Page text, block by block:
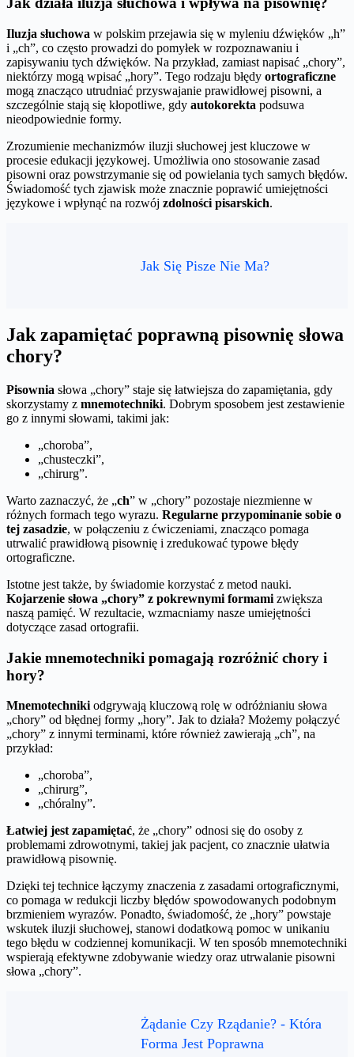
Iluzja słuchowa w polskim przejawia się w myleniu dźwięków „h”
i „ch”, co często prowadzi do pomyłek w rozpoznawaniu i
zapisywaniu tych dźwięków. Na przykład, zamiast napisać „chory”,
niektórzy mogą wpisać „hory”. Tego rodzaju błędy ortograficzne
mogą znacząco utrudniać przyswajanie prawidłowej pisowni, a
szczególnie stają się kłopotliwe, gdy autokorekta podsuwa
nieodpowiednie formy.
Zrozumienie mechanizmów iluzji słuchowej jest kluczowe w
procesie edukacji językowej. Umożliwia ono stosowanie zasad
pisowni oraz powstrzymanie się od powielania tych samych błędów.
Świadomość tych zjawisk może znacznie poprawić umiejętności
językowe i wpłynąć na rozwój zdolności pisarskich.
Jak Się Pisze Nie Ma?
Jak zapamiętać poprawną pisownię słowa
chory?
Pisownia słowa „chory” staje się łatwiejsza do zapamiętania, gdy
skorzystamy z mnemotechniki. Dobrym sposobem jest zestawienie
go z innymi słowami, takimi jak:
„choroba”,
„chusteczki”,
„chirurg”.
Warto zaznaczyć, że „ch” w „chory” pozostaje niezmienne w
różnych formach tego wyrazu. Regularne przypominanie sobie o
tej zasadzie, w połączeniu z ćwiczeniami, znacząco pomaga
utrwalić prawidłową pisownię i zredukować typowe błędy
ortograficzne.
Istotne jest także, by świadomie korzystać z metod nauki.
Kojarzenie słowa „chory” z pokrewnymi formami zwiększa
naszą pamięć. W rezultacie, wzmacniamy nasze umiejętności
dotyczące zasad ortografii.
Jakie mnemotechniki pomagają rozróżnić chory i
hory?
Mnemotechniki odgrywają kluczową rolę w odróżnianiu słowa
„chory” od błędnej formy „hory”. Jak to działa? Możemy połączyć
„chory” z innymi terminami, które również zawierają „ch”, na
przykład:
„choroba”,
„chirurg”,
„chóralny”.
Łatwiej jest zapamiętać, że „chory” odnosi się do osoby z
problemami zdrowotnymi, takiej jak pacjent, co znacznie ułatwia
prawidłową pisownię.
Dzięki tej technice łączymy znaczenia z zasadami ortograficznymi,
co pomaga w redukcji liczby błędów spowodowanych podobnym
brzmieniem wyrazów. Ponadto, świadomość, że „hory” powstaje
wskutek iluzji słuchowej, stanowi dodatkową pomoc w unikaniu
tego błędu w codziennej komunikacji. W ten sposób mnemotechniki
wspierają efektywne zdobywanie wiedzy oraz utrwalanie pisowni
słowa „chory”.
Żądanie Czy Rządanie? - Która
Forma Jest Poprawna